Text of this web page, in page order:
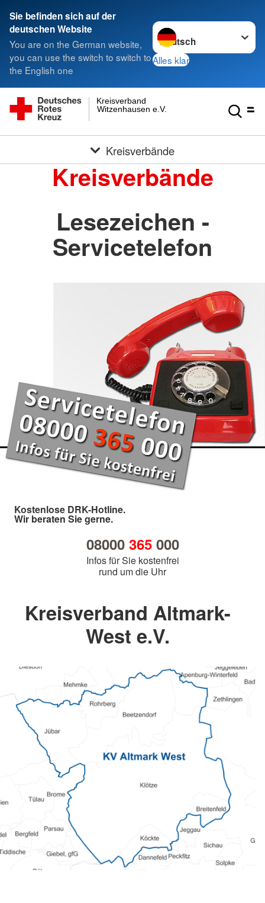
Sie befinden sich auf der
deutschen Website
You are on the German website,
you can use the switch to switch to
the English one
Sprache wechseln zu
Alles klar
Witzenhausen e.V.
Kreisverband
Kreisverbände
Kreisverbände
Lesezeichen -
Servicetelefon
Kostenlose DRK-Hotline.
Wir beraten Sie gerne.
08000 365000
Infos für Sie kostenfrei
rund um die Uhr
Kreisverband Altmark-
West e.V.